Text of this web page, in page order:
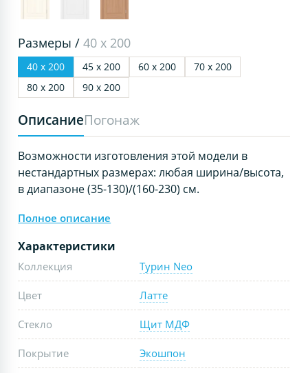
Размеры /40 х 200
40 х 200 45 х 200 60 х 200
70 х 200
80 х 200
90 х 200
ОписаниеПогонаж
Возможности изготовления этой модели в
нестандартных размерах: любая ширина/высота,
в диапазоне (35-130)/(160-230) см.
Полное описание
Характеристики
Коллекция Турин Neo
Цвет Латте
Стекло Щит МДФ
Покрытие Экошпон